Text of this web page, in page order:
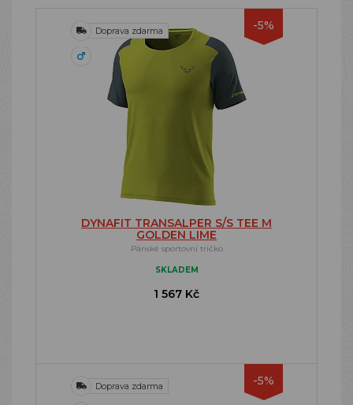
-5%
Doprava zdarma
DYNAFIT TRANSALPER S/S TEE M
GOLDEN LIME
Pánské sportovní tričko
SKLADEM
1 567 Kč
-5%
Doprava zdarma